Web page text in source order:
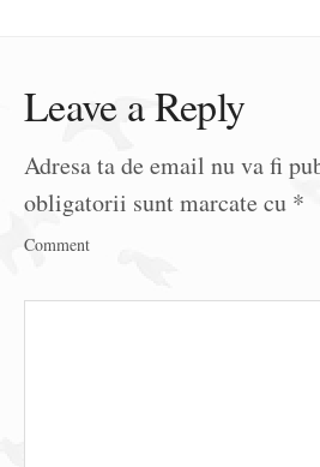
Leave a Reply
Adresa ta de email nu va fi
obligatorii sunt marcate cu *
Comment